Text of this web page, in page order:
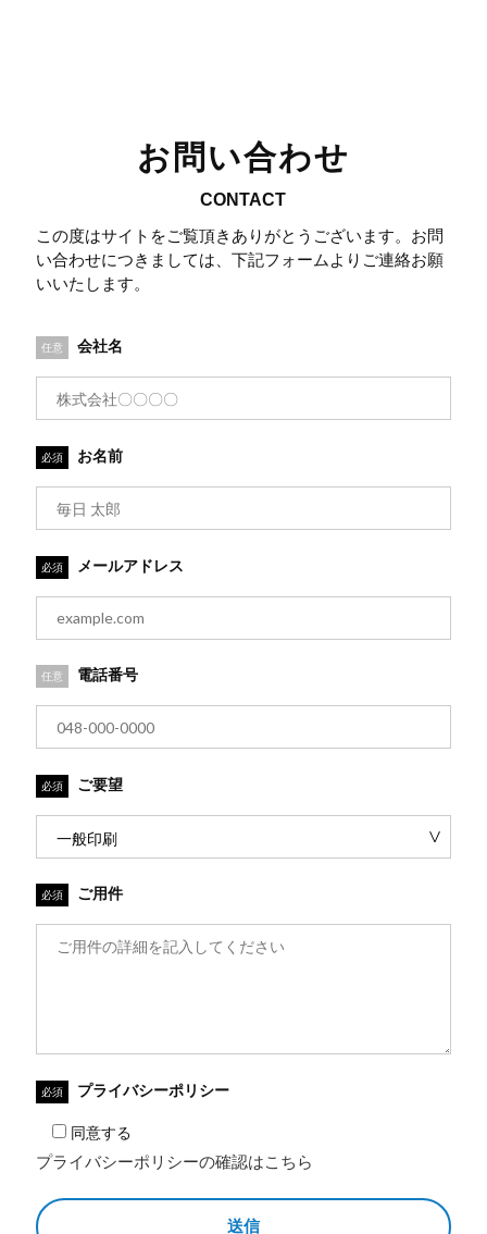
お問い合わせ
CONTACT
この度はサイトをご覧頂きありがとうございます。お問
い合わせにつきましては、下記フォームよりご連絡お願
いいたします。
任意 会社名
必須 お名前
必須 メールアドレス
任意 電話番号
必須 ご要望
必須 ご用件
必須 プライバシーポリシー
同意する
プライバシーポリシーの確認はこちら